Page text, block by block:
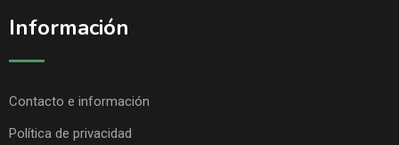
Información
Contacto e información
Política de privacidad